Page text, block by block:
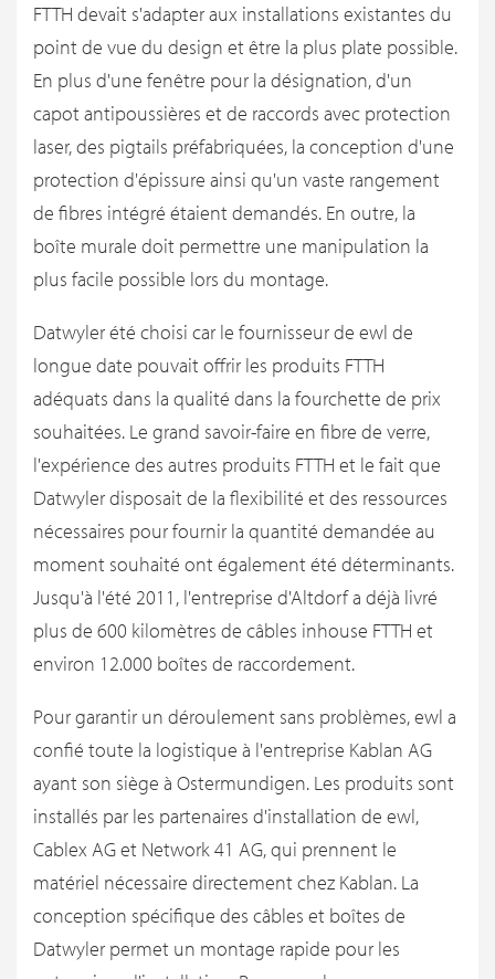
FTTH devait s'adapter aux installations existantes du
point de vue du design et être la plus plate possible.
En plus d'une fenêtre pour la désignation, d'un
capot antipoussières et de raccords avec protection
laser, des pigtails préfabriquées, la conception d'une
protection d'épissure ainsi qu'un vaste rangement
de fibres intégré étaient demandés. En outre, la
boîte murale doit permettre une manipulation la
plus facile possible lors du montage.
Datwyler été choisi car le fournisseur de ewl de
longue date pouvait offrir les produits FTTH
adéquats dans la qualité dans la fourchette de prix
souhaitées. Le grand savoir-faire en fibre de verre,
l'expérience des autres produits FTTH et le fait que
Datwyler disposait de la flexibilité et des ressources
nécessaires pour fournir la quantité demandée au
moment souhaité ont également été déterminants.
Jusqu'à l'été 2011, l'entreprise d'Altdorf a déjà livré
plus de 600 kilomètres de câbles inhouse FTTH et
environ 12.000 boîtes de raccordement.
Pour garantir un déroulement sans problèmes, ewl a
confié toute la logistique à l'entreprise Kablan AG
ayant son siège à Ostermundigen. Les produits sont
installés par les partenaires d'installation de ewl,
Cablex AG et Network 41 AG, qui prennent le
matériel nécessaire directement chez Kablan. La
conception spécifique des câbles et boîtes de
Datwyler permet un montage rapide pour les